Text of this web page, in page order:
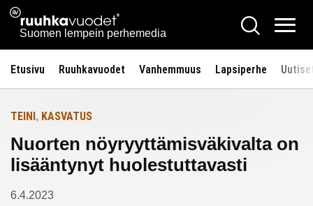
Siirry
sisältöön
Ruuhkavuodet.fi
Suomen lempein perhemedia
Hae
Etusivu Ruuhkavuodet Vanhemmuus Lapsiperhe
Etusivulle
TEINI , KASVATUS
Nuorten nöyryyttämisväkivalta on
lisääntynyt huolestuttavasti
6.4.2023